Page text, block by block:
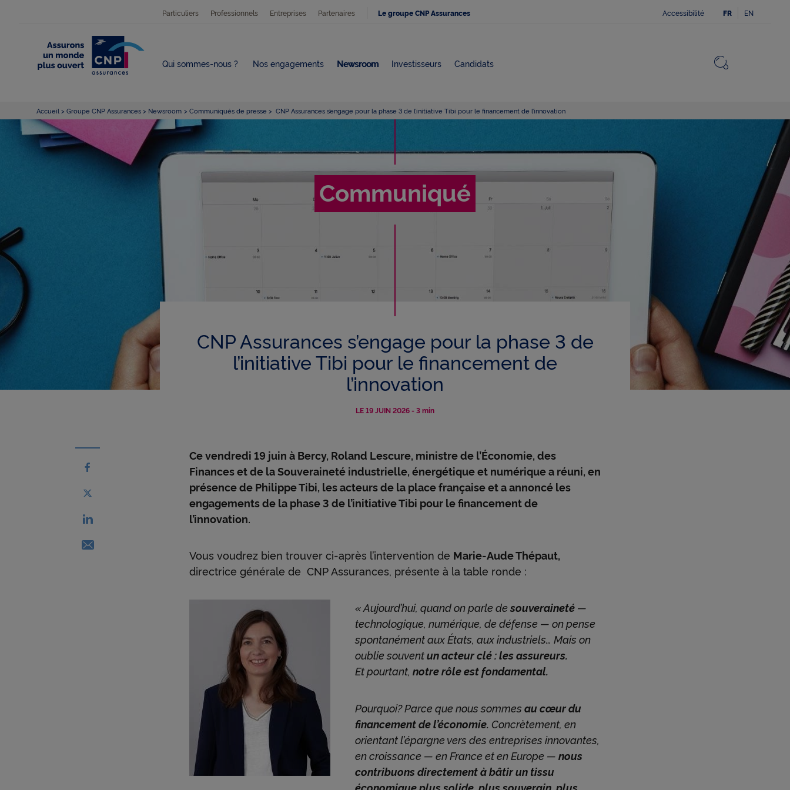
Particuliers Professionnels Entreprises Partenaires Le groupe CNP Assurances Accessibilité FR EN
Qui sommes-nous ? Nos engagements Newsroom Investisseurs Candidats
Accueil Groupe CNP Assurances Newsroom Communiqués de presse CNP Assurances s’engage pour la phase 3 de l’initiative Tibi pour le financement de l’innovation
o
m
u
n
i
u
Communiqué
CNP Assurances s’engage pour la phase 3 de
l’initiative Tibi pour le financement de
l’innovation
LE 19 JUIN 2026-3 min
Ce vendredi 19 juin à Bercy, Roland Lescure, ministre de l’Économie, des
Finances et de la Souveraineté industrielle, énergétique et numérique a réuni, en
présence de Philippe Tibi, les acteurs de la place française et a annoncé les
engagements de la phase 3 de l’initiative Tibi pour le financement de
l’innovation.
Vous voudrez bien trouver ci-après l’intervention de Marie-Aude Thépaut,
directrice générale de CNP Assurances, présente à la table ronde :
« Aujourd’hui, quand on parle desouveraineté —
technologique, numérique, de défense — on pense
spontanément aux États, aux industriels… Mais on
oublie souventun acteur clé : les assureurs.
Et pourtant, notre rôle est fondamental.
Pourquoi? Parce que nous sommes au cœur du
financement de l’économie. Concrètement, en
orientant l’épargne vers des entreprises innovantes,
en croissance — en France et en Europe — nous
contribuons directement à bâtir un tissu
économique plus solide, plus souverain, plus
Partager sur facebook - nouvelle fenêtre
Partager sur X - nouvelle fenêtre
Partager sur linkedin - nouvelle fenêtre
Email - nouvelle fenêtre